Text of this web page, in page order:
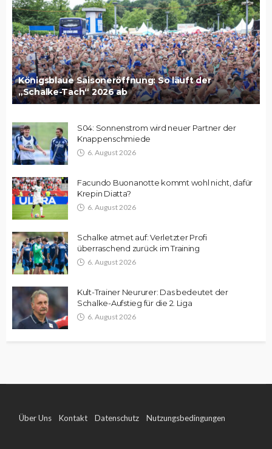
Königsblaue Saisoneröffnung: So läuft der
„Schalke-Tach“ 2026 ab
S04: Sonnenstrom wird neuer Partner der
Knappenschmiede
6. August 2026
Facundo Buonanotte kommt wohl nicht, dafür
Krepin Diatta?
6. August 2026
Schalke atmet auf: Verletzter Profi
überraschend zurück im Training
6. August 2026
Kult-Trainer Neururer: Das bedeutet der
Schalke-Aufstieg für die 2. Liga
6. August 2026
Über Uns Kontakt Datenschutz Nutzungsbedingungen